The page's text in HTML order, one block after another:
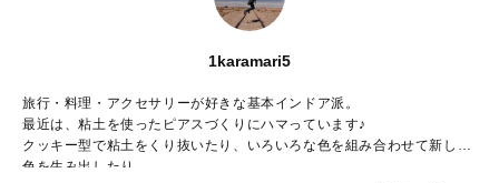
1karamari5
旅行・料理・アクセサリーが好きな基本インドア派。
最近は、粘土を使ったピアスづくりにハマっています♪
クッキー型で粘土をくり抜いたり、いろいろな色を組み合わせて新しい
色を生み出したり……。